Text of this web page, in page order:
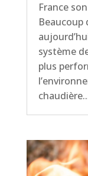
France
système
plus